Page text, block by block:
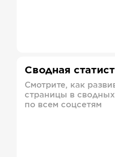
Сводная
Смотрите, как
страницы в
по всем соцсетям